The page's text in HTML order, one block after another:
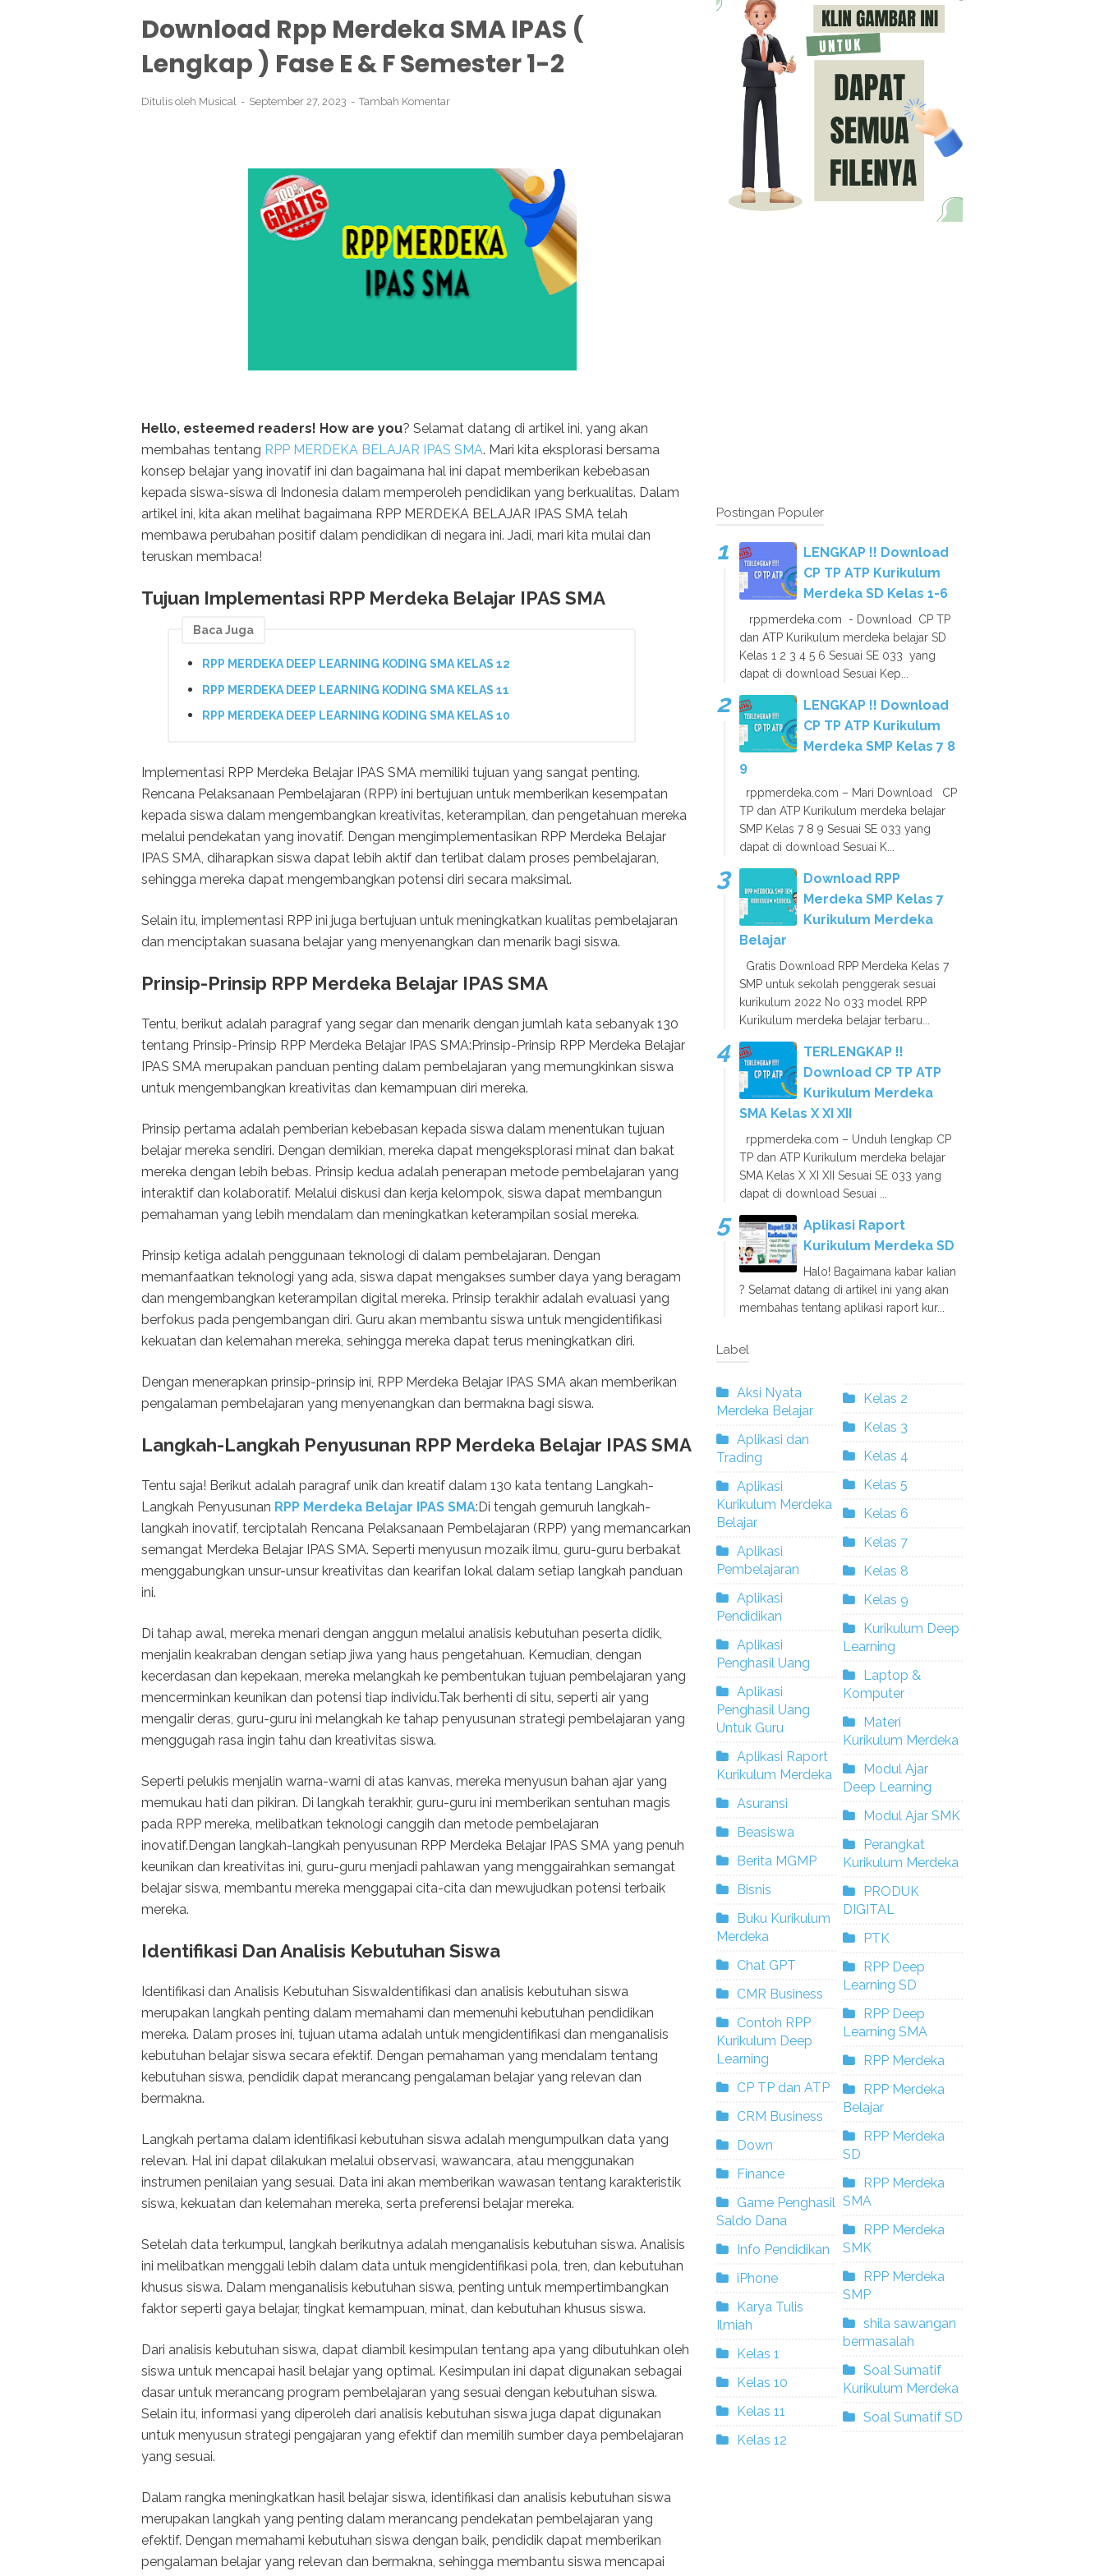
Download Rpp Merdeka SMA IPAS (
Lengkap ) Fase E & F Semester 1-2
Ditulis oleh Musical September 27, 2023 Tambah Komentar
Hello, esteemed readers! How are you? Selamat datang di artikel ini, yang akan
membahas tentang RPP MERDEKA BELAJAR IPAS SMA. Mari kita eksplorasi bersama
konsep belajar yang inovatif ini dan bagaimana hal ini dapat memberikan kebebasan
kepada siswa-siswa di Indonesia dalam memperoleh pendidikan yang berkualitas. Dalam
artikel ini, kita akan melihat bagaimana RPP MERDEKA BELAJAR IPAS SMA telah
membawa perubahan positif dalam pendidikan di negara ini. Jadi, mari kita mulai dan
teruskan membaca!
Tujuan Implementasi RPP Merdeka Belajar IPAS SMA
Baca Juga
RPP MERDEKA DEEP LEARNING KODING SMA KELAS 12
RPP MERDEKA DEEP LEARNING KODING SMA KELAS 11
RPP MERDEKA DEEP LEARNING KODING SMA KELAS 10
Implementasi RPP Merdeka Belajar IPAS SMA memiliki tujuan yang sangat penting.
Rencana Pelaksanaan Pembelajaran (RPP) ini bertujuan untuk memberikan kesempatan
kepada siswa dalam mengembangkan kreativitas, keterampilan, dan pengetahuan mereka
melalui pendekatan yang inovatif. Dengan mengimplementasikan RPP Merdeka Belajar
IPAS SMA, diharapkan siswa dapat lebih aktif dan terlibat dalam proses pembelajaran,
sehingga mereka dapat mengembangkan potensi diri secara maksimal.
Selain itu, implementasi RPP ini juga bertujuan untuk meningkatkan kualitas pembelajaran
dan menciptakan suasana belajar yang menyenangkan dan menarik bagi siswa.
Prinsip-Prinsip RPP Merdeka Belajar IPAS SMA
Tentu, berikut adalah paragraf yang segar dan menarik dengan jumlah kata sebanyak 130
tentang Prinsip-Prinsip RPP Merdeka Belajar IPAS SMA:Prinsip-Prinsip RPP Merdeka Belajar
IPAS SMA merupakan panduan penting dalam pembelajaran yang memungkinkan siswa
untuk mengembangkan kreativitas dan kemampuan diri mereka.
Prinsip pertama adalah pemberian kebebasan kepada siswa dalam menentukan tujuan
belajar mereka sendiri. Dengan demikian, mereka dapat mengeksplorasi minat dan bakat
mereka dengan lebih bebas. Prinsip kedua adalah penerapan metode pembelajaran yang
interaktif dan kolaboratif. Melalui diskusi dan kerja kelompok, siswa dapat membangun
pemahaman yang lebih mendalam dan meningkatkan keterampilan sosial mereka.
Prinsip ketiga adalah penggunaan teknologi di dalam pembelajaran. Dengan
memanfaatkan teknologi yang ada, siswa dapat mengakses sumber daya yang beragam
dan mengembangkan keterampilan digital mereka. Prinsip terakhir adalah evaluasi yang
berfokus pada pengembangan diri. Guru akan membantu siswa untuk mengidentifikasi
kekuatan dan kelemahan mereka, sehingga mereka dapat terus meningkatkan diri.
Dengan menerapkan prinsip-prinsip ini, RPP Merdeka Belajar IPAS SMA akan memberikan
pengalaman pembelajaran yang menyenangkan dan bermakna bagi siswa.
Langkah-Langkah Penyusunan RPP Merdeka Belajar IPAS SMA
Tentu saja! Berikut adalah paragraf unik dan kreatif dalam 130 kata tentang Langkah-
Langkah Penyusunan RPP Merdeka Belajar IPAS SMA:Di tengah gemuruh langkah-
langkah inovatif, terciptalah Rencana Pelaksanaan Pembelajaran (RPP) yang memancarkan
semangat Merdeka Belajar IPAS SMA. Seperti menyusun mozaik ilmu, guru-guru berbakat
menggabungkan unsur-unsur kreativitas dan kearifan lokal dalam setiap langkah panduan
ini.
Di tahap awal, mereka menari dengan anggun melalui analisis kebutuhan peserta didik,
menjalin keakraban dengan setiap jiwa yang haus pengetahuan. Kemudian, dengan
kecerdasan dan kepekaan, mereka melangkah ke pembentukan tujuan pembelajaran yang
mencerminkan keunikan dan potensi tiap individu.Tak berhenti di situ, seperti air yang
mengalir deras, guru-guru ini melangkah ke tahap penyusunan strategi pembelajaran yang
menggugah rasa ingin tahu dan kreativitas siswa.
Seperti pelukis menjalin warna-warni di atas kanvas, mereka menyusun bahan ajar yang
memukau hati dan pikiran. Di langkah terakhir, guru-guru ini memberikan sentuhan magis
pada RPP mereka, melibatkan teknologi canggih dan metode pembelajaran
inovatif.Dengan langkah-langkah penyusunan RPP Merdeka Belajar IPAS SMA yang penuh
keunikan dan kreativitas ini, guru-guru menjadi pahlawan yang menggairahkan semangat
belajar siswa, membantu mereka menggapai cita-cita dan mewujudkan potensi terbaik
mereka.
Identifikasi Dan Analisis Kebutuhan Siswa
Identifikasi dan Analisis Kebutuhan SiswaIdentifikasi dan analisis kebutuhan siswa
merupakan langkah penting dalam memahami dan memenuhi kebutuhan pendidikan
mereka. Dalam proses ini, tujuan utama adalah untuk mengidentifikasi dan menganalisis
kebutuhan belajar siswa secara efektif. Dengan pemahaman yang mendalam tentang
kebutuhan siswa, pendidik dapat merancang pengalaman belajar yang relevan dan
bermakna.
Langkah pertama dalam identifikasi kebutuhan siswa adalah mengumpulkan data yang
relevan. Hal ini dapat dilakukan melalui observasi, wawancara, atau menggunakan
instrumen penilaian yang sesuai. Data ini akan memberikan wawasan tentang karakteristik
siswa, kekuatan dan kelemahan mereka, serta preferensi belajar mereka.
Setelah data terkumpul, langkah berikutnya adalah menganalisis kebutuhan siswa. Analisis
ini melibatkan menggali lebih dalam data untuk mengidentifikasi pola, tren, dan kebutuhan
khusus siswa. Dalam menganalisis kebutuhan siswa, penting untuk mempertimbangkan
faktor seperti gaya belajar, tingkat kemampuan, minat, dan kebutuhan khusus siswa.
Dari analisis kebutuhan siswa, dapat diambil kesimpulan tentang apa yang dibutuhkan oleh
siswa untuk mencapai hasil belajar yang optimal. Kesimpulan ini dapat digunakan sebagai
dasar untuk merancang program pembelajaran yang sesuai dengan kebutuhan siswa.
Selain itu, informasi yang diperoleh dari analisis kebutuhan siswa juga dapat digunakan
untuk menyusun strategi pengajaran yang efektif dan memilih sumber daya pembelajaran
yang sesuai.
Dalam rangka meningkatkan hasil belajar siswa, identifikasi dan analisis kebutuhan siswa
merupakan langkah yang penting dalam merancang pendekatan pembelajaran yang
efektif. Dengan memahami kebutuhan siswa dengan baik, pendidik dapat memberikan
pengalaman belajar yang relevan dan bermakna, sehingga membantu siswa mencapai
Postingan Populer
LENGKAP !! Download
CP TP ATP Kurikulum
Merdeka SD Kelas 1-6
rppmerdeka.com - Download CP TP
dan ATP Kurikulum merdeka belajar SD
Kelas 1 2 3 4 5 6 Sesuai SE 033 yang
dapat di download Sesuai Kep...
LENGKAP !! Download
CP TP ATP Kurikulum
Merdeka SMP Kelas 7 8
9
rppmerdeka.com – Mari Download CP
TP dan ATP Kurikulum merdeka belajar
SMP Kelas 7 8 9 Sesuai SE 033 yang
dapat di download Sesuai K...
Download RPP
Merdeka SMP Kelas 7
Kurikulum Merdeka
Belajar
Gratis Download RPP Merdeka Kelas 7
SMP untuk sekolah penggerak sesuai
kurikulum 2022 No 033 model RPP
Kurikulum merdeka belajar terbaru...
TERLENGKAP !!
Download CP TP ATP
Kurikulum Merdeka
SMA Kelas X XI XII
rppmerdeka.com – Unduh lengkap CP
TP dan ATP Kurikulum merdeka belajar
SMA Kelas X XI XII Sesuai SE 033 yang
dapat di download Sesuai ...
Aplikasi Raport
Kurikulum Merdeka SD
Halo! Bagaimana kabar kalian
? Selamat datang di artikel ini yang akan
membahas tentang aplikasi raport kur...
Label
Aksi Nyata
Merdeka Belajar
Aplikasi dan
Trading
Aplikasi
Kurikulum Merdeka
Belajar
Aplikasi
Pembelajaran
Aplikasi
Pendidikan
Aplikasi
Penghasil Uang
Aplikasi
Penghasil Uang
Untuk Guru
Aplikasi Raport
Kurikulum Merdeka
Asuransi
Beasiswa
Berita MGMP
Bisnis
Buku Kurikulum
Merdeka
Chat GPT
CMR Business
Contoh RPP
Kurikulum Deep
Learning
CP TP dan ATP
CRM Business
Down
Finance
Game Penghasil
Saldo Dana
Info Pendidikan
iPhone
Karya Tulis
Ilmiah
Kelas 1
Kelas 10
Kelas 11
Kelas 12
Kelas 2
Kelas 3
Kelas 4
Kelas 5
Kelas 6
Kelas 7
Kelas 8
Kelas 9
Kurikulum Deep
Learning
Laptop &
Komputer
Materi
Kurikulum Merdeka
Modul Ajar
Deep Learning
Modul Ajar SMK
Perangkat
Kurikulum Merdeka
PRODUK
DIGITAL
PTK
RPP Deep
Learning SD
RPP Deep
Learning SMA
RPP Merdeka
RPP Merdeka
Belajar
RPP Merdeka
SD
RPP Merdeka
SMA
RPP Merdeka
SMK
RPP Merdeka
SMP
shila sawangan
bermasalah
Soal Sumatif
Kurikulum Merdeka
Soal Sumatif SD